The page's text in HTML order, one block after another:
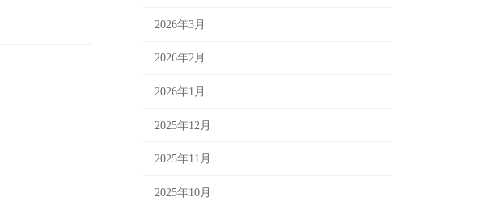
2026年3月
2026年2月
2026年1月
2025年12月
2025年11月
2025年10月